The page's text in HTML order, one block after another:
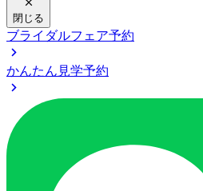
閉じる
ブライダルフェア予約
かんたん見学予約